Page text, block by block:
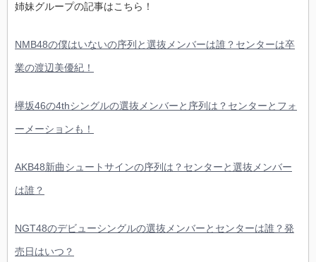
姉妹グループの記事はこちら！
NMB48の僕はいないの序列と選抜メンバーは誰？センターは卒
業の渡辺美優紀！
欅坂46の4thシングルの選抜メンバーと序列は？センターとフォ
ーメーションも！
AKB48新曲シュートサインの序列は？センターと選抜メンバー
は誰？
NGT48のデビューシングルの選抜メンバーとセンターは誰？発
売日はいつ？